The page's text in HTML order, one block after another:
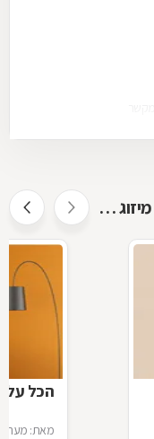
רוצה לדעת יותר על מזגנים ומערכות מיזוג אוויר ?
הכל על
מאת: